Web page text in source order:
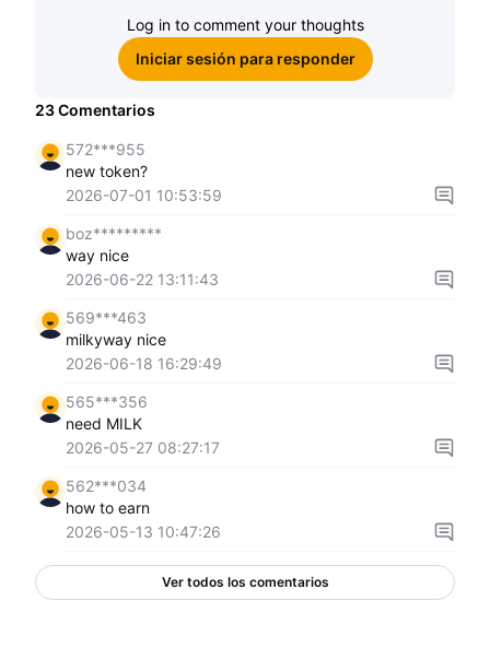
Log in to comment your thoughts
Iniciar sesión para responder
23Comentarios
572***955
new token?
2026-07-01 10:53:59
boz*********
way nice
2026-06-22 13:11:43
569***463
milkyway nice
2026-06-18 16:29:49
565***356
need MILK
2026-05-27 08:27:17
562***034
how to earn
2026-05-13 10:47:26
Ver todos los comentarios